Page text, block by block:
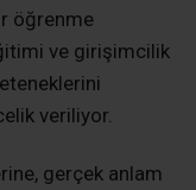
öğrenme
ve girişimcilik
veriliyor.
gerçek anlam